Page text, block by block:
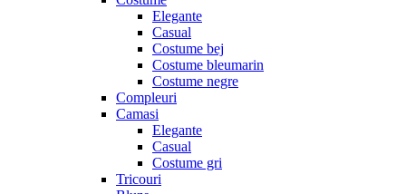
Elegante
Casual
Costume bej
Costume bleumarin
Costume negre
Compleuri
Camasi
Elegante
Casual
Costume gri
Tricouri